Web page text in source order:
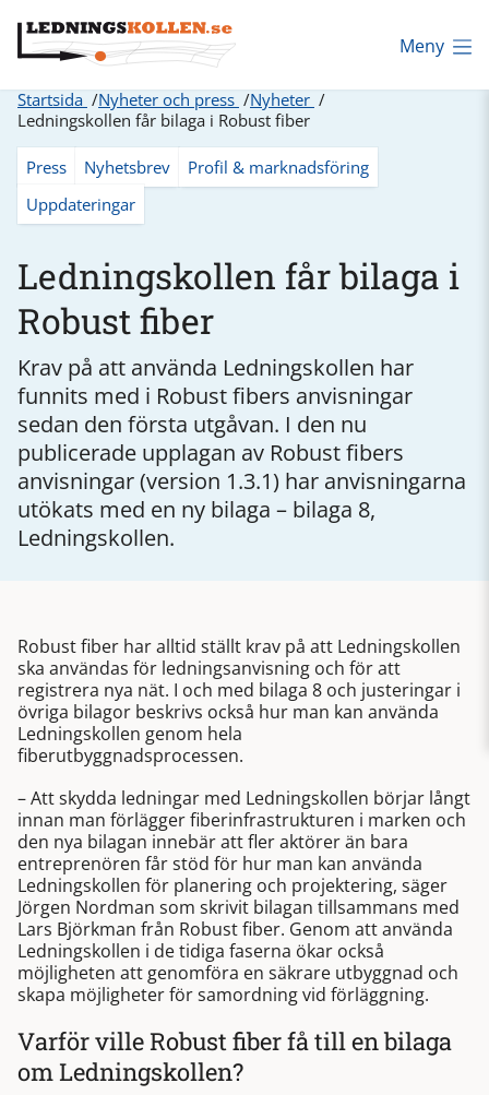
Meny
Startsida Nyheter och press
Nyheter
Ledningskollen får bilaga i Robust fiber
Press Nyhetsbrev
Profil & marknadsföring
Uppdateringar
Ledningskollen får bilaga i
Robust fiber
Krav på att använda Ledningskollen har
funnits med i Robust fibers anvisningar
sedan den första utgåvan. I den nu
publicerade upplagan av Robust fibers
anvisningar (version 1.3.1) har anvisningarna
utökats med en ny bilaga – bilaga 8,
Ledningskollen.
Robust fiber har alltid ställt krav på att Ledningskollen
ska användas för ledningsanvisning och för att
registrera nya nät. I och med bilaga 8 och justeringar i
övriga bilagor beskrivs också hur man kan använda
Ledningskollen genom hela
fiberutbyggnadsprocessen.
– Att skydda ledningar med Ledningskollen börjar långt
innan man förlägger fiberinfrastrukturen i marken och
den nya bilagan innebär att fler aktörer än bara
entreprenören får stöd för hur man kan använda
Ledningskollen för planering och projektering, säger
Jörgen Nordman som skrivit bilagan tillsammans med
Lars Björkman från Robust fiber. Genom att använda
Ledningskollen i de tidiga faserna ökar också
möjligheten att genomföra en säkrare utbyggnad och
skapa möjligheter för samordning vid förläggning.
Varför ville Robust fiber få till en bilaga
om Ledningskollen?